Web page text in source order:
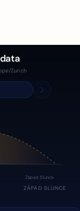
Zurich
Západ Slunce
ZÁPAD SLUNCE